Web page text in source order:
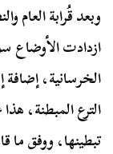
وبعد قُرابة العام
ازدادت الأوضاع
الخرسانية، إضافة
الترع المبطنة،
تبطينها، ووفق ما